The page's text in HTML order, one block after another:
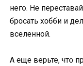
него. Не
бросать хобби и
вселенной.
А еще верьте, что